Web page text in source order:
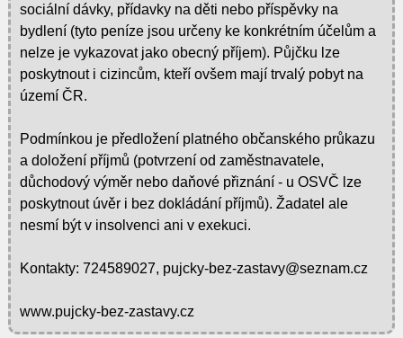
sociální dávky, přídavky na děti nebo příspěvky na
bydlení (tyto peníze jsou určeny ke konkrétním účelům a
nelze je vykazovat jako obecný příjem). Půjčku lze
poskytnout i cizincům, kteří ovšem mají trvalý pobyt na
území ČR.
Podmínkou je předložení platného občanského průkazu
a doložení příjmů (potvrzení od zaměstnavatele,
důchodový výměr nebo daňové přiznání - u OSVČ lze
poskytnout úvěr i bez dokládání příjmů). Žadatel ale
nesmí být v insolvenci ani v exekuci.
Kontakty: 724589027, pujcky-bez-zastavy@seznam.cz
www.pujcky-bez-zastavy.cz